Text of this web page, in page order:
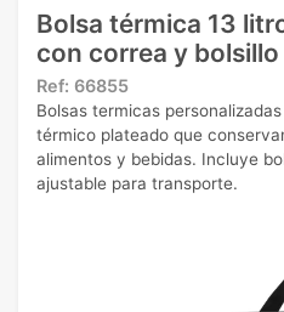
Bolsa térmica 13
con correa y bolsillo
Ref: 66855
Bolsas termicas
térmico plateado que
alimentos y bebidas. Incluye
ajustable para transporte.